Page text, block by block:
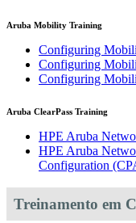
Aruba Mobility Training
Configuring
Configuring
Configuring
Aruba ClearPass Training
HPE Aruba
HPE Aruba
Configuration
Treinamento em